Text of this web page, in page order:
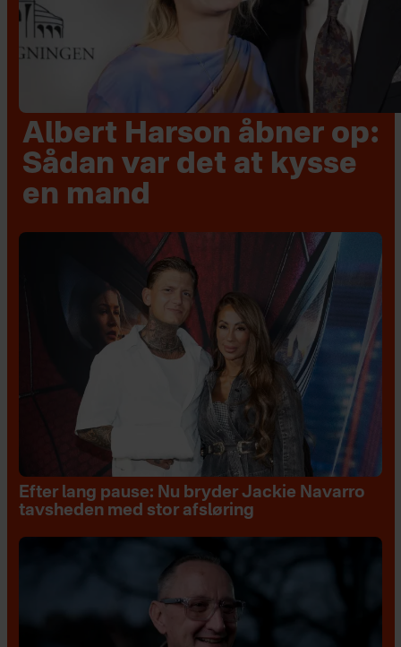
Albert Harson åbner op:
Sådan var det at kysse
en mand
Efter lang pause: Nu bryder Jackie Navarro
tavsheden med stor afsløring